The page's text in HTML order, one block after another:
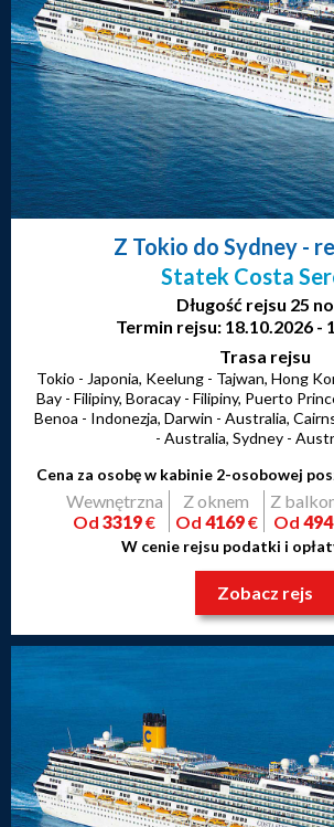
Z Tokio do Sydney-
Statek Costa
Długość rejsu 25
Termin rejsu: 18.10.2026 -
Trasa rejsu
Tokio - Japonia, Keelung - Tajwan, Hong
Bay - Filipiny, Boracay - Filipiny, Puerto
Benoa - Indonezja, Darwin - Australia,
- Australia, Sydney -
Cena za osobę w kabinie 2-osobowej
Wewnętrzna
Od 3319€
Z oknem
Od 4169€
Z
Od
W cenie rejsu podatki i
Zobacz rejs